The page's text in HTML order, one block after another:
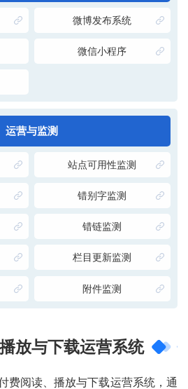
微博发布系统
微信小程序
运营与监测
站点可用性监测
错别字监测
错链监测
栏目更新监测
附件监测
放与下载运营系统
费阅读、播放与下载运营系统，通